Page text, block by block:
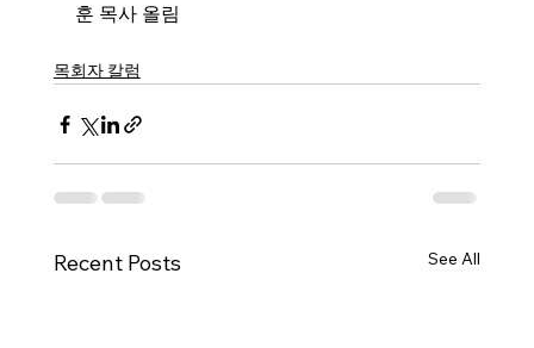
훈 목사 올림
목회자 칼럼
Recent Posts See All